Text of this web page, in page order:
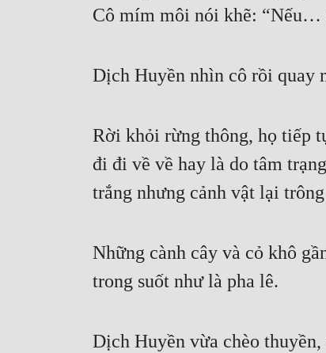
Cô mím môi nói khẽ: “Nếu…
Dịch Huyền nhìn cô rồi quay
Rời khỏi rừng thông, họ tiếp
đi đi về về hay là do tâm
trắng nhưng cảnh vật lại
Những cành cây và cỏ khô
trong suốt như là pha lê.
Dịch Huyền vừa chèo